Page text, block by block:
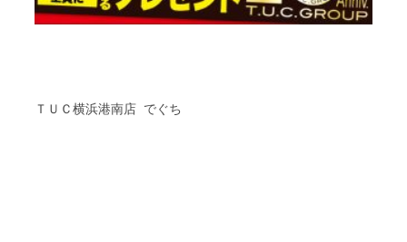
ＴＵＣ横浜港南店 でぐち